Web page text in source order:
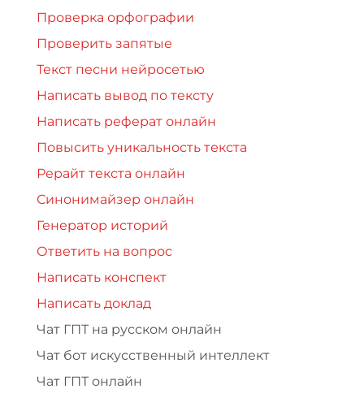
Проверка орфографии
Проверить запятые
Текст песни нейросетью
Написать вывод по тексту
Написать реферат онлайн
Повысить уникальность текста
Рерайт текста онлайн
Синонимайзер онлайн
Генератор историй
Ответить на вопрос
Написать конспект
Написать доклад
Чат ГПТ на русском онлайн
Чат бот искусственный интеллект
Чат ГПТ онлайн